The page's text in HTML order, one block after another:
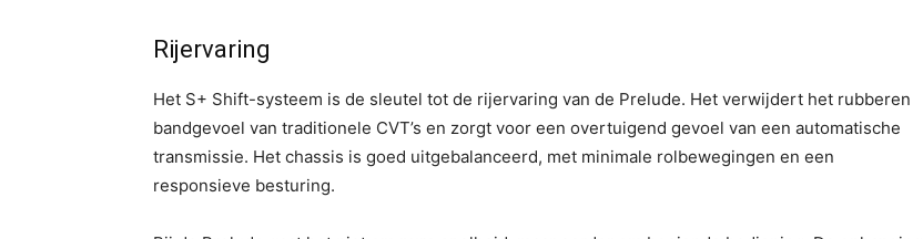
Rijervaring
Het S+ Shift-systeem is de sleutel tot de rijervaring van de Prelude. Het verwijdert het rubberen
bandgevoel van traditionele CVT’s en zorgt voor een overtuigend gevoel van een automatische
transmissie. Het chassis is goed uitgebalanceerd, met minimale rolbewegingen en een
responsieve besturing.